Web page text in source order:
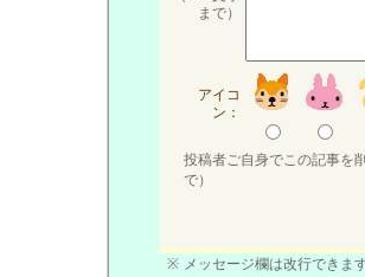
まで）
アイコ
ン：
投稿者ご自身でこの記事を
で）
※ メッセージ欄は改行できま